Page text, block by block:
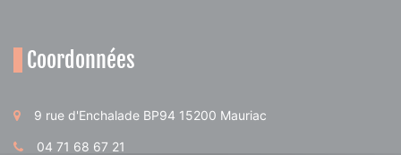
Coordonnées
9 rue d'Enchalade BP94 15200 Mauriac
04 71 68 67 21